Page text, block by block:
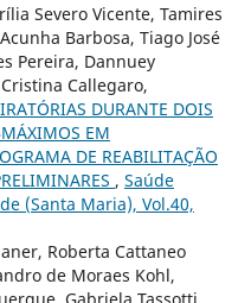
Severo Vicente, Tamires
Barbosa, Tiago José
Pereira, Dannuey
Callegaro,
DURANTE DOIS
EM
DE REABILITAÇÃO
, Saúde
(Santa Maria), Vol.40,
Roberta Cattaneo
de Moraes Kohl,
Gabriela Tassotti